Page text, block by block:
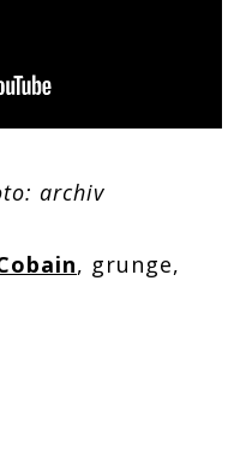
archiv
, grunge,